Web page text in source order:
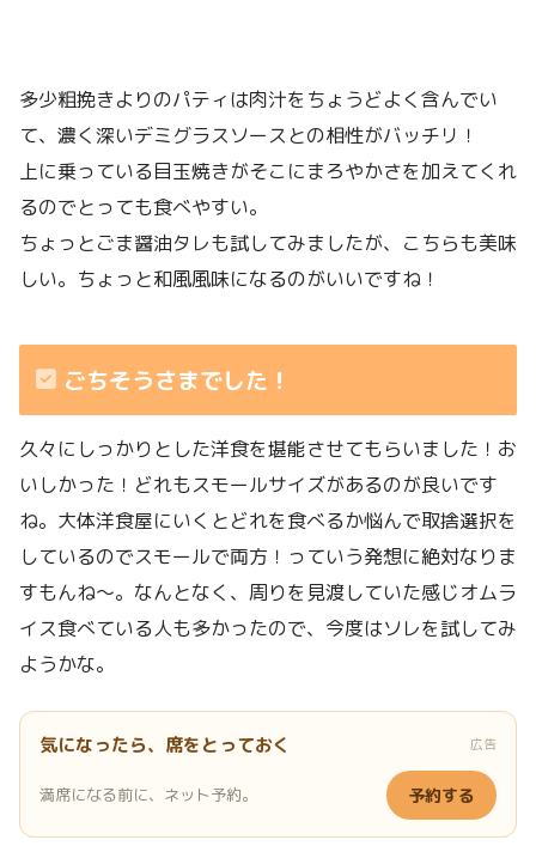
多少粗挽きよりのパティは肉汁をちょうどよく含んでい
て、濃く深いデミグラスソースとの相性がバッチリ！
上に乗っている目玉焼きがそこにまろやかさを加えてくれ
るのでとっても食べやすい。
ちょっとごま醤油タレも試してみましたが、こちらも美味
しい。ちょっと和風風味になるのがいいですね！
ごちそうさまでした！
久々にしっかりとした洋食を堪能させてもらいました！お
いしかった！どれもスモールサイズがあるのが良いです
ね。大体洋食屋にいくとどれを食べるか悩んで取捨選択を
しているのでスモールで両方！っていう発想に絶対なりま
すもんね〜。なんとなく、周りを見渡していた感じオムラ
イス食べている人も多かったので、今度はソレを試してみ
ようかな。
気になったら、席をとっておく 広告
満席になる前に、ネット予約。 予約する